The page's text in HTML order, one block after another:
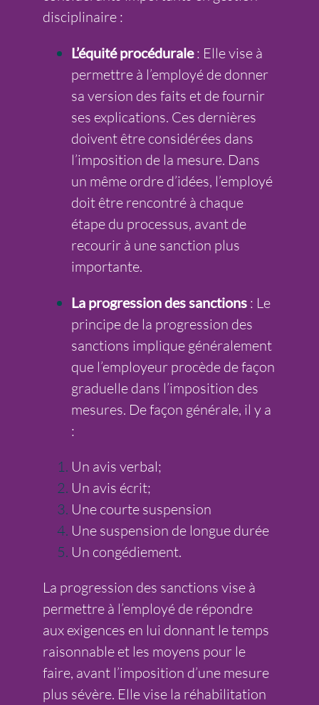
disciplinaire :
L’équité procédurale: Elle vise à
permettre à l’employé de donner
sa version des faits et de fournir
ses explications. Ces dernières
doivent être considérées dans
l’imposition de la mesure. Dans
un même ordre d’idées, l’employé
doit être rencontré à chaque
étape du processus, avant de
recourir à une sanction plus
importante.
La progression des sanctions: Le
principe de la progression des
sanctions implique généralement
que l’employeur procède de façon
graduelle dans l’imposition des
mesures. De façon générale, il y a
:
Un avis verbal;
Un avis écrit;
Une courte suspension
Une suspension de longue durée
Un congédiement.
La progression des sanctions vise à
permettre à l’employé de répondre
aux exigences en lui donnant le temps
raisonnable et les moyens pour le
faire, avant l’imposition d’une mesure
plus sévère. Elle vise la réhabilitation